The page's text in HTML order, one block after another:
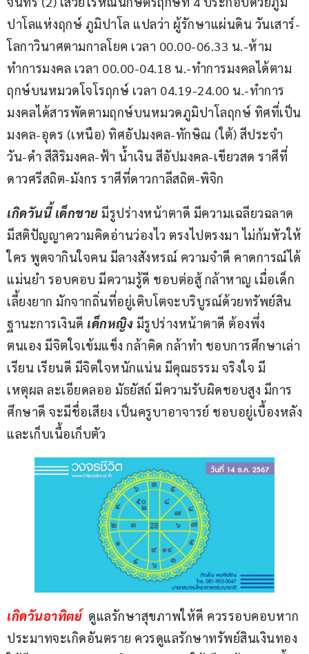
ปาโลแห่งฤกษ์ ภูมิปาโล แปลว่า ผู้รักษาแผ่นดิน วันเสาร์-
โลกาวินาศตามกาลโยค เวลา 00.00-06.33 น.-ห้าม
ทำการมงคล เวลา 00.00-04.18 น.-ทำการมงคลได้ตาม
ฤกษ์บนหมวดโจโรฤกษ์ เวลา 04.19-24.00 น.-ทำการ
มงคลได้สารพัดตามฤกษ์บนหมวดภูมิปาโลฤกษ์ ทิศที่เป็น
มงคล-อุดร (เหนือ) ทิศอัปมงคล-ทักษิณ (ใต้) สีประจำ
วัน-ดำ สีสิริมงคล-ฟ้า น้ำเงิน สีอัปมงคล-เขียวสด ราศีที่
ดาวศรีสถิต-มังกร ราศีที่ดาวกาลีสถิต-พิจิก
เกิดวันนี้ เด็กชาย มีรูปร่างหน้าตาดี มีความเฉลียวฉลาด
มีสติปัญญาความคิดอ่านว่องไว ตรงไปตรงมา ไม่ก้มหัวให้
ใคร พูดจากินใจคน มีลางสังหรณ์ ความจำดี คาดการณ์ได้
แม่นยำ รอบคอบ มีความรู้ดี ชอบต่อสู้ กล้าหาญ เมื่อเด็ก
เลี้ยงยาก มักจากถิ่นที่อยู่เติบโตจะบริบูรณ์ด้วยทรัพย์สิน
ฐานะการเงินดี เด็กหญิง มีรูปร่างหน้าตาดี ต้องพึ่ง
ตนเอง มีจิตใจเข้มแข็ง กล้าคิด กล้าทำ ชอบการศึกษาเล่า
เรียน เรียนดี มีจิตใจหนักแน่น มีคุณธรรม จริงใจ มี
เหตุผล ละเอียดลออ มัธยัสถ์ มีความรับผิดชอบสูง มีการ
ศึกษาดี จะมีชื่อเสียง เป็นครูบาอาจารย์ ชอบอยู่เบื้องหลัง
และเก็บเนื้อเก็บตัว
เกิดวันอาทิตย์ ดูแลรักษาสุขภาพให้ดี ควรรอบคอบหาก
ประมาทจะเกิดอันตราย ควรดูแลรักษาทรัพย์สินเงินทอง